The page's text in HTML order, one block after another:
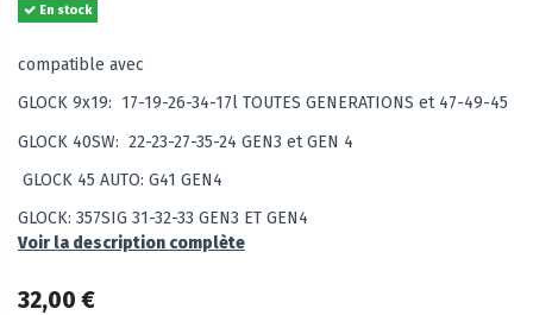
En stock
compatible avec
GLOCK 9x19: 17-19-26-34-17l TOUTES GENERATIONS et 47-49-45
GLOCK 40SW: 22-23-27-35-24 GEN3 et GEN 4
GLOCK 45 AUTO: G41 GEN4
GLOCK: 357SIG 31-32-33 GEN3 ET GEN4
Voir la description complète
32,00 €